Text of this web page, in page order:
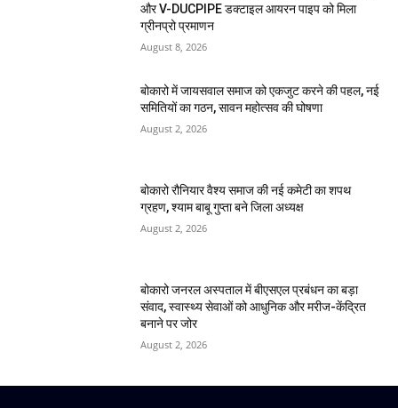
और V-DUCPIPE डक्टाइल आयरन पाइप को मिला
ग्रीनप्रो प्रमाणन
August 8, 2026
बोकारो में जायसवाल समाज को एकजुट करने की पहल, नई
समितियों का गठन, सावन महोत्सव की घोषणा
August 2, 2026
बोकारो रौनियार वैश्य समाज की नई कमेटी का शपथ
ग्रहण, श्याम बाबू गुप्ता बने जिला अध्यक्ष
August 2, 2026
बोकारो जनरल अस्पताल में बीएसएल प्रबंधन का बड़ा
संवाद, स्वास्थ्य सेवाओं को आधुनिक और मरीज-केंद्रित
बनाने पर जोर
August 2, 2026